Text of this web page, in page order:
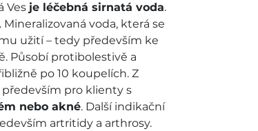
Ves je léčebná sirnatá voda.
voda, která se
užití – tedy především ke
Působí protibolestivě a
po 10 koupelích. Z
pro klienty s
nebo akné. Další indikační
artritidy a arthrosy.